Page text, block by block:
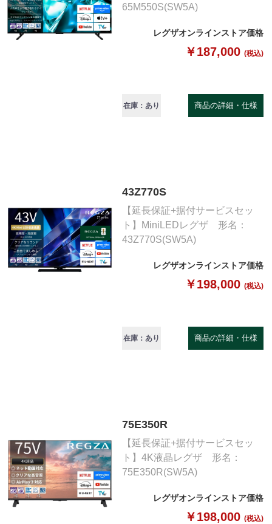
65M550S(SW5A)
レグザオンラインストア価格
￥187,000 (税込)
在庫：あり 商品の詳細・仕様
43Z770S
【延長保証+据付サービスセッ
ト】MiniLEDレグザ 形名：
43Z770S(SW5A)
レグザオンラインストア価格
￥198,000 (税込)
在庫：あり 商品の詳細・仕様
75E350R
【延長保証+据付サービスセッ
ト】4K液晶レグザ 形名：
75E350R(SW5A)
レグザオンラインストア価格
￥198,000 (税込)